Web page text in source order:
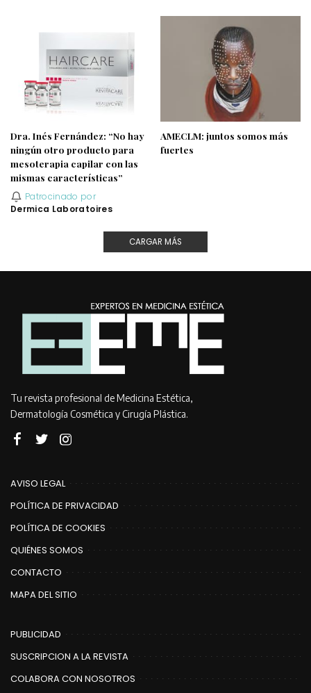
Dra. Inés Fernández: “No hay
ningún otro producto para
mesoterapia capilar con las
mismas características”
Patrocinado por
Dermica Laboratoires
AMECLM: juntos somos más
fuertes
CARGAR MÁS
Tu revista profesional de Medicina Estética,
Dermatología Cosmética y Cirugía Plástica.
AVISO LEGAL
POLÍTICA DE PRIVACIDAD
POLÍTICA DE COOKIES
QUIÉNES SOMOS
CONTACTO
MAPA DEL SITIO
PUBLICIDAD
SUSCRIPCION A LA REVISTA
COLABORA CON NOSOTROS